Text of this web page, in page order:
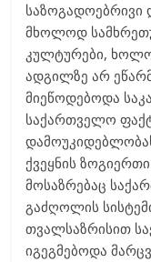
საზოგადოებრივი
მხოლოდ
კულტურები,
ადგილზე არ
მიეწოდებოდა
საქართველო
ქვეყნის
მოსაზრებაც
გაძღოლის
თვალსაზრისით
იგეგმებოდა